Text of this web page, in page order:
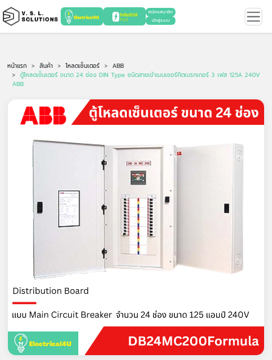
สมัครสมาชิก
เข้าสู่ระบบ
หน้าแรก สินค้า โหลดเซ็นเตอร์
ABB
ตู้โหลดเซ็นเตอร์ ขนาด 24 ช่อง DIN Type ชนิดสายเข้าเมนเซอร์กิตเบรกเกอร์ 3 เฟส 125A 240V
ABB